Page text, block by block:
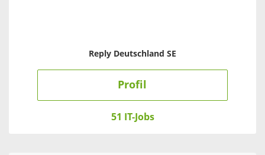
Reply Deutschland SE
Profil
51 IT-Jobs